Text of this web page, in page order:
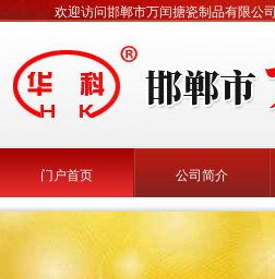
欢迎访问邯郸市万闰搪瓷制品有限公司
门户首页 公司简介